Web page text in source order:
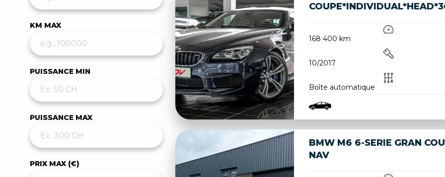
KM MAX
PUISSANCE MIN
PUISSANCE MAX
PRIX MAX (€)
168 400 km
10/2017
Boîte automatique
BMW M6 6-SERIE GRAN
NAV